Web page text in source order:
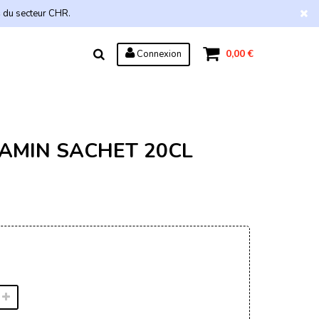
secteur CHR.
0,00 €
Connexion
SACHET 20CL